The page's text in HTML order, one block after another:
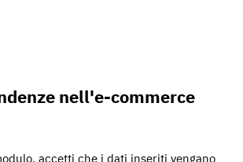
nell'e-commerce
accetti che i dati inseriti vengano